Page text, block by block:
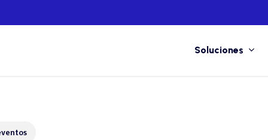
Soluciones